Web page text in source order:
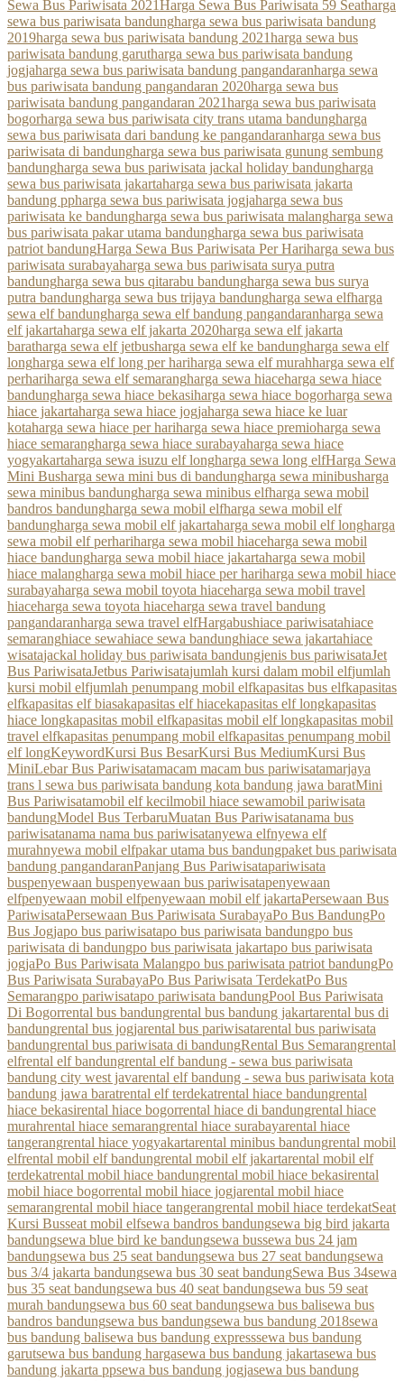
Sewa Bus Pariwisata 2021Harga Sewa Bus Pariwisata 59 Seatharga
sewa bus pariwisata bandungharga sewa bus pariwisata bandung
2019harga sewa bus pariwisata bandung 2021harga sewa bus
pariwisata bandung garutharga sewa bus pariwisata bandung
jogjaharga sewa bus pariwisata bandung pangandaranharga sewa
bus pariwisata bandung pangandaran 2020harga sewa bus
pariwisata bandung pangandaran 2021harga sewa bus pariwisata
bogorharga sewa bus pariwisata city trans utama bandungharga
sewa bus pariwisata dari bandung ke pangandaranharga sewa bus
pariwisata di bandungharga sewa bus pariwisata gunung sembung
bandungharga sewa bus pariwisata jackal holiday bandungharga
sewa bus pariwisata jakartaharga sewa bus pariwisata jakarta
bandung ppharga sewa bus pariwisata jogjaharga sewa bus
pariwisata ke bandungharga sewa bus pariwisata malangharga sewa
bus pariwisata pakar utama bandungharga sewa bus pariwisata
patriot bandungHarga Sewa Bus Pariwisata Per Hariharga sewa bus
pariwisata surabayaharga sewa bus pariwisata surya putra
bandungharga sewa bus qitarabu bandungharga sewa bus surya
putra bandungharga sewa bus trijaya bandungharga sewa elfharga
sewa elf bandungharga sewa elf bandung pangandaranharga sewa
elf jakartaharga sewa elf jakarta 2020harga sewa elf jakarta
baratharga sewa elf jetbusharga sewa elf ke bandungharga sewa elf
longharga sewa elf long per hariharga sewa elf murahharga sewa elf
perhariharga sewa elf semarangharga sewa hiaceharga sewa hiace
bandungharga sewa hiace bekasiharga sewa hiace bogorharga sewa
hiace jakartaharga sewa hiace jogjaharga sewa hiace ke luar
kotaharga sewa hiace per hariharga sewa hiace premioharga sewa
hiace semarangharga sewa hiace surabayaharga sewa hiace
yogyakartaharga sewa isuzu elf longharga sewa long elfHarga Sewa
Mini Busharga sewa mini bus di bandungharga sewa minibusharga
sewa minibus bandungharga sewa minibus elfharga sewa mobil
bandros bandungharga sewa mobil elfharga sewa mobil elf
bandungharga sewa mobil elf jakartaharga sewa mobil elf longharga
sewa mobil elf perhariharga sewa mobil hiaceharga sewa mobil
hiace bandungharga sewa mobil hiace jakartaharga sewa mobil
hiace malangharga sewa mobil hiace per hariharga sewa mobil hiace
surabayaharga sewa mobil toyota hiaceharga sewa mobil travel
hiaceharga sewa toyota hiaceharga sewa travel bandung
pangandaranharga sewa travel elfHargabushiace pariwisatahiace
semaranghiace sewahiace sewa bandunghiace sewa jakartahiace
wisatajackal holiday bus pariwisata bandungjenis bus pariwisataJet
Bus PariwisataJetbus Pariwisatajumlah kursi dalam mobil elfjumlah
kursi mobil elfjumlah penumpang mobil elfkapasitas bus elfkapasitas
elfkapasitas elf biasakapasitas elf hiacekapasitas elf longkapasitas
hiace longkapasitas mobil elfkapasitas mobil elf longkapasitas mobil
travel elfkapasitas penumpang mobil elfkapasitas penumpang mobil
elf longKeywordKursi Bus BesarKursi Bus MediumKursi Bus
MiniLebar Bus Pariwisatamacam macam bus pariwisatamarjaya
trans l sewa bus pariwisata bandung kota bandung jawa baratMini
Bus Pariwisatamobil elf kecilmobil hiace sewamobil pariwisata
bandungModel Bus TerbaruMuatan Bus Pariwisatanama bus
pariwisatanama nama bus pariwisatanyewa elfnyewa elf
murahnyewa mobil elfpakar utama bus bandungpaket bus pariwisata
bandung pangandaranPanjang Bus Pariwisatapariwisata
buspenyewaan buspenyewaan bus pariwisatapenyewaan
elfpenyewaan mobil elfpenyewaan mobil elf jakartaPersewaan Bus
PariwisataPersewaan Bus Pariwisata SurabayaPo Bus BandungPo
Bus Jogjapo bus pariwisatapo bus pariwisata bandungpo bus
pariwisata di bandungpo bus pariwisata jakartapo bus pariwisata
jogjaPo Bus Pariwisata Malangpo bus pariwisata patriot bandungPo
Bus Pariwisata SurabayaPo Bus Pariwisata TerdekatPo Bus
Semarangpo pariwisatapo pariwisata bandungPool Bus Pariwisata
Di Bogorrental bus bandungrental bus bandung jakartarental bus di
bandungrental bus jogjarental bus pariwisatarental bus pariwisata
bandungrental bus pariwisata di bandungRental Bus Semarangrental
elfrental elf bandungrental elf bandung - sewa bus pariwisata
bandung city west javarental elf bandung - sewa bus pariwisata kota
bandung jawa baratrental elf terdekatrental hiace bandungrental
hiace bekasirental hiace bogorrental hiace di bandungrental hiace
murahrental hiace semarangrental hiace surabayarental hiace
tangerangrental hiace yogyakartarental minibus bandungrental mobil
elfrental mobil elf bandungrental mobil elf jakartarental mobil elf
terdekatrental mobil hiace bandungrental mobil hiace bekasirental
mobil hiace bogorrental mobil hiace jogjarental mobil hiace
semarangrental mobil hiace tangerangrental mobil hiace terdekatSeat
Kursi Busseat mobil elfsewa bandros bandungsewa big bird jakarta
bandungsewa blue bird ke bandungsewa bussewa bus 24 jam
bandungsewa bus 25 seat bandungsewa bus 27 seat bandungsewa
bus 3/4 jakarta bandungsewa bus 30 seat bandungSewa Bus 34sewa
bus 35 seat bandungsewa bus 40 seat bandungsewa bus 59 seat
murah bandungsewa bus 60 seat bandungsewa bus balisewa bus
bandros bandungsewa bus bandungsewa bus bandung 2018sewa
bus bandung balisewa bus bandung expresssewa bus bandung
garutsewa bus bandung hargasewa bus bandung jakartasewa bus
bandung jakarta ppsewa bus bandung jogjasewa bus bandung